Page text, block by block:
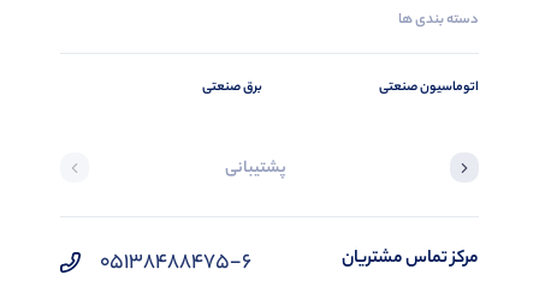
دسته بندی ها
اتوماسیون صنعتی برق صنعتی
پشتیبانی
مرکز تماس مشتریان 05138488475-6